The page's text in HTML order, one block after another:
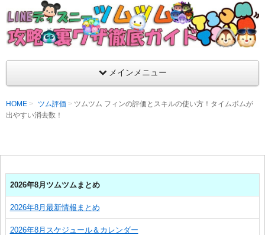
LINEディズニー ツムツム攻略・裏ワザ徹底
支持率No1！痒いところに手が届くツムツム攻略サイト！新ツ
ラ評価も丁寧に解説！ツムツムを120％楽しめるサイトを目指し
メインメニュー
HOME ツム評価
ツムツム フィンの評価とスキルの使い方！タイムボムが
出やすい消去数！
2026年8月ツムツムまとめ
2026年8月最新情報まとめ
2026年8月スケジュール＆カレンダー